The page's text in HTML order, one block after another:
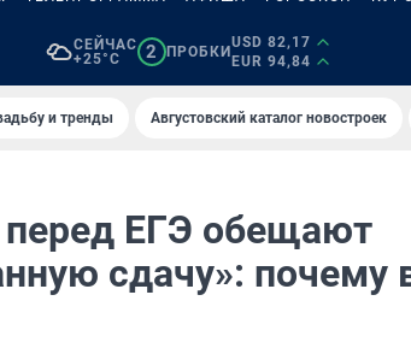
СЕЙЧАС
+25°C
2 ПРОБКИ
USD 82,17
EUR 94,84
и тренды Августовский каталог новостроек
ЕГЭ обещают
сдачу»: почему